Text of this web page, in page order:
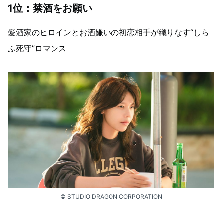
1位：禁酒をお願い
愛酒家のヒロインとお酒嫌いの初恋相手が織りなす“しら
ふ死守”ロマンス
© STUDIO DRAGON CORPORATION